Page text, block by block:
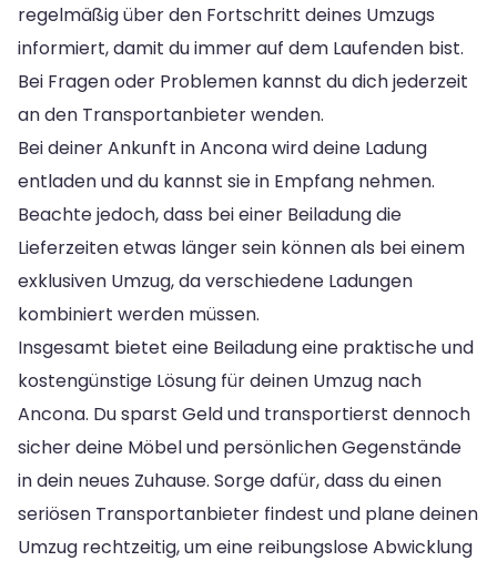
regelmäßig über den Fortschritt deines Umzugs
informiert, damit du immer auf dem Laufenden bist.
Bei Fragen oder Problemen kannst du dich jederzeit
an den Transportanbieter wenden.
Bei deiner Ankunft in Ancona wird deine Ladung
entladen und du kannst sie in Empfang nehmen.
Beachte jedoch, dass bei einer Beiladung die
Lieferzeiten etwas länger sein können als bei einem
exklusiven Umzug, da verschiedene Ladungen
kombiniert werden müssen.
Insgesamt bietet eine Beiladung eine praktische und
kostengünstige Lösung für deinen Umzug nach
Ancona. Du sparst Geld und transportierst dennoch
sicher deine Möbel und persönlichen Gegenstände
in dein neues Zuhause. Sorge dafür, dass du einen
seriösen Transportanbieter findest und plane deinen
Umzug rechtzeitig, um eine reibungslose Abwicklung